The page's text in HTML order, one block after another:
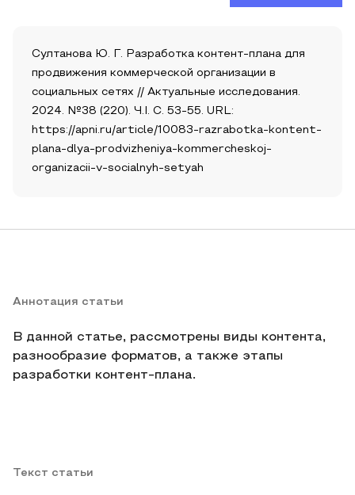
Султанова Ю. Г. Разработка контент-плана для
продвижения коммерческой организации в
социальных сетях // Актуальные исследования.
2024. №38 (220). Ч.I. С. 53-55. URL:
https://apni.ru/article/10083-razrabotka-kontent-
plana-dlya-prodvizheniya-kommercheskoj-
organizacii-v-socialnyh-setyah
Аннотация статьи
В данной статье, рассмотрены виды контента,
разнообразие форматов, а также этапы
разработки контент-плана.
Текст статьи